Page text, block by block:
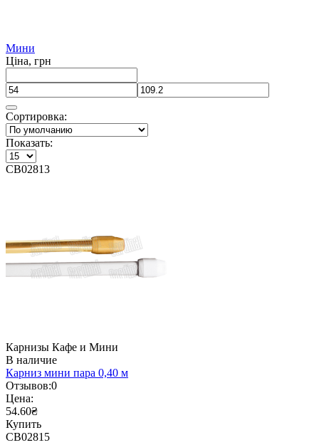
Мини
Ціна, грн
Сортировка:
Показать:
CB02813
Карнизы Кафе и Мини
В наличие
Карниз мини пара 0,40 м
Отзывов:0
Цена:
54.60₴
Купить
CB02815